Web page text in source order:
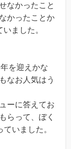
なかったこと
かったことか
ました。
を迎えかな
なお人気はう
ーに答えてお
らって、ぼく
いました。